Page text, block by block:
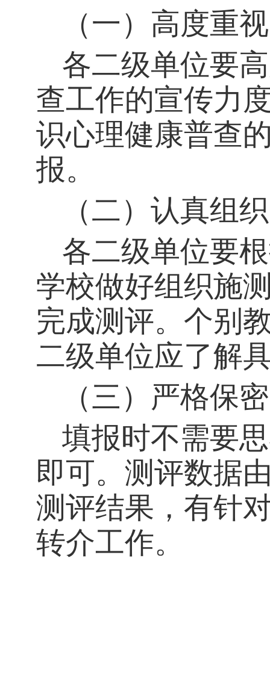
（一）高度重
各二级单位要
查工作的宣传力
识心理健康普查
报。
（二）认真组
各二级单位要
学校做好组织施
完成测评。个别
二级单位应了解
（三）严格保
填报时不需要
即可。 测评数据
测评结果，有针
转介工作。